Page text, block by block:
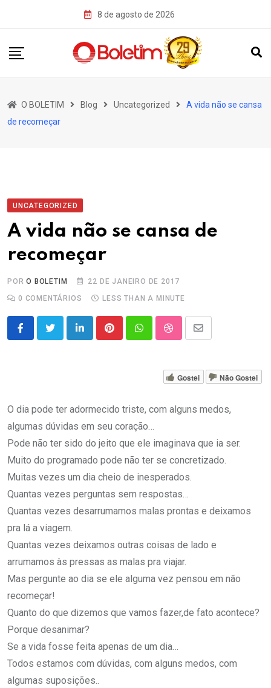
8 de agosto de 2026
O BOLETIM Blog Uncategorized
A vida não se cansa
de recomeçar
UNCATEGORIZED
A vida não se cansa de
recomeçar
PORO BOLETIM
22 DE JANEIRO DE 2017
0 COMENTÁRIOS LESS THAN A MINUTE
LinkedInPinterestWhatsappStumbleUpon
Share
Email
Gostei Não Gostei
O dia pode ter adormecido triste, com alguns medos,
algumas dúvidas em seu coração…
Pode não ter sido do jeito que ele imaginava que ia ser.
Muito do programado pode não ter se concretizado.
Muitas vezes um dia cheio de inesperados.
Quantas vezes perguntas sem respostas…
Quantas vezes desarrumamos malas prontas e deixamos
pra lá a viagem.
Quantas vezes deixamos outras coisas de lado e
arrumamos às pressas as malas pra viajar.
Mas pergunte ao dia se ele alguma vez pensou em não
recomeçar!
Quanto do que dizemos que vamos fazer,de fato acontece?
Porque desanimar?
Se a vida fosse feita apenas de um dia…
Todos estamos com dúvidas, com alguns medos, com
algumas suposições..